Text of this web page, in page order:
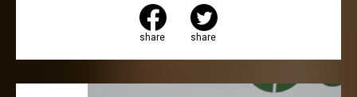
share share